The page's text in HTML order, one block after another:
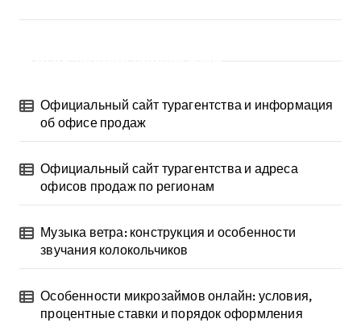
Официальный сайт турагентства и информация
об офисе продаж
Официальный сайт турагентства и адреса
офисов продаж по регионам
Музыка ветра: конструкция и особенности
звучания колокольчиков
Особенности микрозаймов онлайн: условия,
процентные ставки и порядок оформления